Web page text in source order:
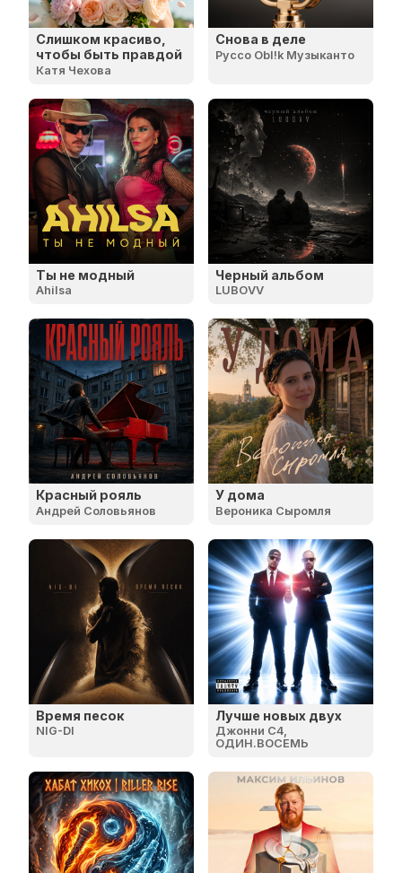
Слишком красиво,
чтобы быть правдой
Катя Чехова
Снова в деле
Руссо Obl!k Музыканто
Ты не модный
Ahilsa
Черный альбом
LUBOVV
Красный рояль
Андрей Соловьянов
У дома
Вероника Сыромля
Время песок
NIG-DI
Лучше новых двух
Джонни C4,
ОДИН.ВОСЕМЬ